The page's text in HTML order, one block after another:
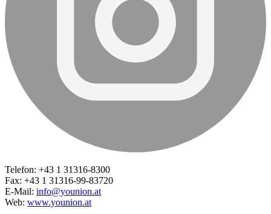
Telefon: +43 1 31316-8300
Fax: +43 1 31316-99-83720
E-Mail: info@younion.at
Web: www.younion.at